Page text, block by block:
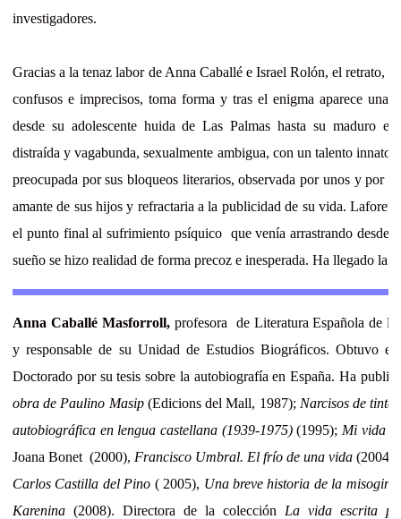
investigadores.
Gracias a la tenaz labor de Anna Caballé e Israel Rolón, el retrato,
confusos e imprecisos, toma forma y tras el enigma aparece una
desde su adolescente huida de Las Palmas hasta su maduro
distraída y vagabunda, sexualmente ambigua, con un talento
preocupada por sus bloqueos literarios, observada por unos y por
amante de sus hijos y refractaria a la publicidad de su vida. Laforet
el punto final al sufrimiento psíquico que venía arrastrando desde
sueño se hizo realidad de forma precoz e inesperada. Ha llegado la
Anna Caballé Masforroll, profesora de Literatura Española de
y responsable de su Unidad de Estudios Biográficos. Obtuvo el
Doctorado por su tesis sobre la autobiografía en España. Ha
obra de Paulino Masip(Edicions del Mall, 1987); Narcisos de
autobiográfica en lengua castellana (1939-1975)(1995); Mi vida
Joana Bonet (2000), Francisco Umbral. El frío de una vida (2004),
Carlos Castilla del Pino ( 2005), Una breve historia de la misoginia
Karenina (2008). Directora de la colección La vida escrita